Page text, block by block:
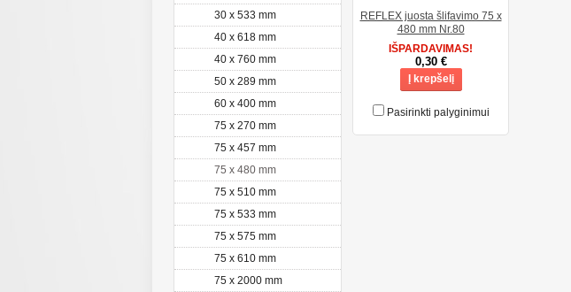
30 x 533 mm
40 x 618 mm
40 x 760 mm
50 x 289 mm
60 x 400 mm
75 x 270 mm
75 x 457 mm
75 x 480 mm
75 x 510 mm
75 x 533 mm
75 x 575 mm
75 x 610 mm
75 x 2000 mm
REFLEX juosta šlifavimo 75 x
480 mm Nr.80
IŠPARDAVIMAS!
0,30 €
Į krepšelį
Pasirinkti palyginimui